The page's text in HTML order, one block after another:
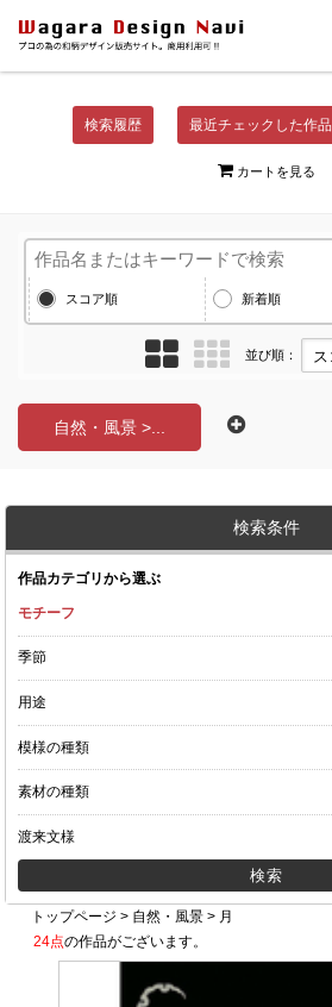
検索履歴 最近チェックした作品
カートを見る
スコア順 新着順
並び順：
自然・風景 >...
検索条件
作品カテゴリから選ぶ
モチーフ
季節
用途
模様の種類
素材の種類
渡来文様
トップページ > 自然・風景 > 月
24点の作品がございます。